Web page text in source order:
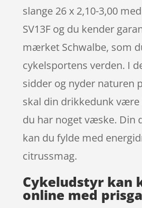
slange 26 x 2,10-3,00
SV13F og du kender
mærket Schwalbe, som
cykelsportens verden. I
sidder og nyder naturen
skal din drikkedunk være
du har noget væske. Din
kan du fylde med
citrussmag.
Cykeludstyr kan
online med